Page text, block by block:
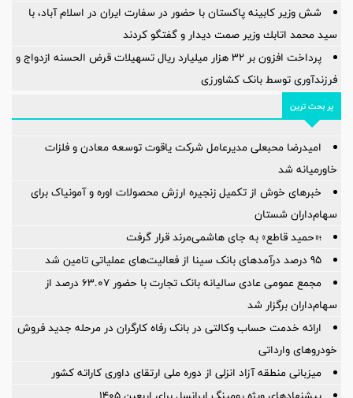
شش وزیر کابینه پاکستان با حضور در سفارت ایران در اسلام آباد، با
سيد محمد اتابك وزير صمت ديدار و گفتگو كردند
پرداخت افزون بر 32 هزار میلیارد ریال تسهیلات قرض الحسنه ازدواج و
فرزندآوری توسط بانک کشاورزی
پر بحث ترین
امیدرضا محبعلی مدیرعامل شرکت یاقوت توسعه معادن و فلزات
خاورمیانه شد
خبرهای خوش از تکمیل زنجیره ارزش محصولات اوره و آمونیاک برای
سهام‌داران شستان
؛«حمید قاطع» به جای هاشمی‌مرند قرار گرفت
95 درصد درآمدهای بانک سینا از فعالیت‌های عملیاتی تامین شد
مجمع عمومی عادی سالیانه بانک تجارت با حضور ۶۳.۰۷ درصد از
سهام‌داران برگزار شد
ارائه خدمت حساب وکالتی در بانک رفاه کارگران در مرحله جدید فروش
خودروهای وارداتی
میزبانی منطقه آزاد انزلی از دوره ملی ارتقای داوری كاراته كشور